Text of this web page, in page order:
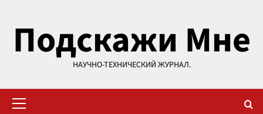
содержимому
Подскажи Мне
НАУЧНО-ТЕХНИЧЕСКИЙ ЖУРНАЛ.
меню